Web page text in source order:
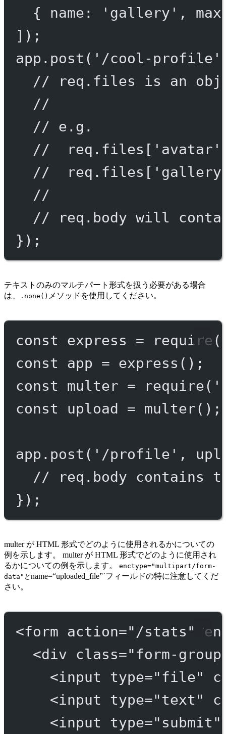
{ name:
'gallery' ,
]);
app. post ( '/cool-profile'
// req.files is an
//
// e.g.
//
//
//
// req.body will
});
テキストのみのマルチパート形式を扱う必要がある場合
は、
.none() メソッドを使用してください。
const express = require (
const
app = express ();
const
multer = require(
const
upload = multer();
app. post ( '/profile' ,
// req.body contains
});
multer が HTML 形式でどのように使用されるかについての
例を示します。 multer が HTML 形式でどのように使用され
るかについての例を示します。 enctype="multipart/form-
data"と name=“uploaded_file”`フィールドの特に注意してくだ
さい。
<form action="/stats"
<div class="form-
<input type="file"
<input type="text"
<input type="submit"